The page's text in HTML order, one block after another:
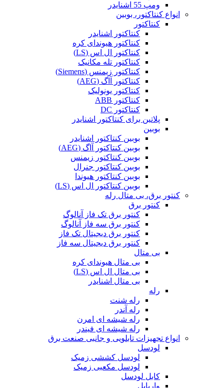
ومپ 55 اشنایدر
انواع کنتاکتور، بوبین
کنتاکتور
کنتاکتور اشنایدر
کنتاکتور هیوندای کره
کنتاکتور ال اس (LS)
کنتاکتور تله مکانیک
کنتاکتور زیمنس (Siemens)
کنتاکتور آاگ (AEG)
کنتاکتور یونولیک
کنتاکتور ABB
کنتاکتور DC
پلاتین برای کنتاکتور اشنایدر
بوبین
بوبین کنتاکتور اشنایدر
بوبین کنتاکتور آاگ (AEG)
بوبین کنتاکتور زیمنس
بوبین کنتاکتور جنرال
بوبین کنتاکتور هیوندا
بوبین کنتاکتور ال اس (LS)
کنتور برق، بی متال رله
کنتور برق
کنتور برق تک فاز آنالوگ
کنتور برق سه فاز آنالوگ
کنتور برق دیجیتال تک فاز
کنتور برق دیجیتال سه فاز
بی متال
بی متال هیوندای کره
بی متال ال اس (LS)
بی متال اشنایدر
رله
رله شنت
رله آندر
رله شیشه ای امرن
رله شیشه ای فیندر
انواع تجهیزات تابلویی و جانبی صنعت برق
لودسل
لودسل کششی زمیک
لودسل مکعبی زمیک
کابل لودسل
واریابل